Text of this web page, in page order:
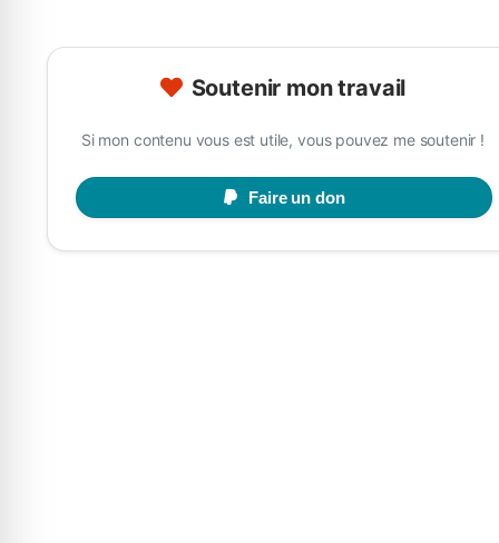
Soutenir mon travail
Si mon contenu vous est utile, vous pouvez me soutenir !
Faire un don